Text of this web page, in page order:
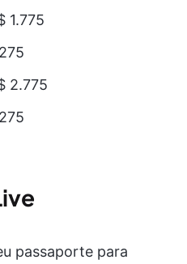
1.775
2.775
passaporte para